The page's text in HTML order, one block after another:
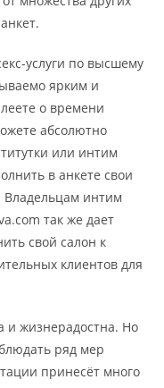
услуги по высшему
ярким и
о времени
абсолютно
или интим
в анкете свои
Владельцам интим
так же дает
свой салон к
клиентов для
и жизнерадостна. Но
ряд мер
принесёт много